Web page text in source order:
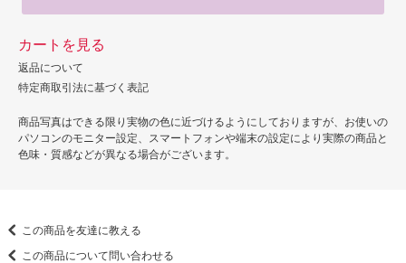
カートを見る
返品について
特定商取引法に基づく表記
商品写真はできる限り実物の色に近づけるようにしておりますが、お使いの
パソコンのモニター設定、スマートフォンや端末の設定により実際の商品と
色味・質感などが異なる場合がございます。
この商品を友達に教える
この商品について問い合わせる